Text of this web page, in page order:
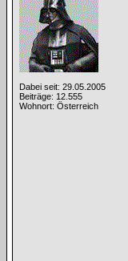
Dabei seit: 29.05.2005
Beiträge: 12.555
Wohnort: Österreich